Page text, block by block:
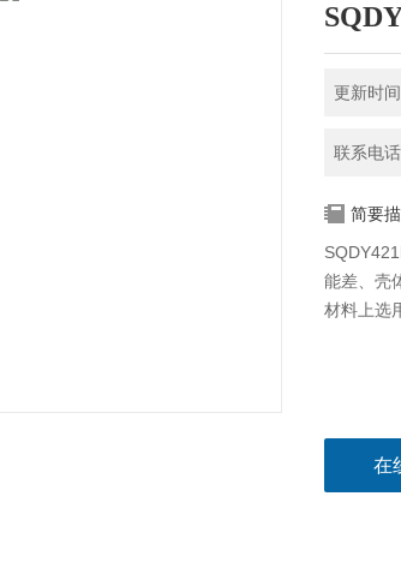
更新时
联系电
简要描
能差、壳
材料上选
在